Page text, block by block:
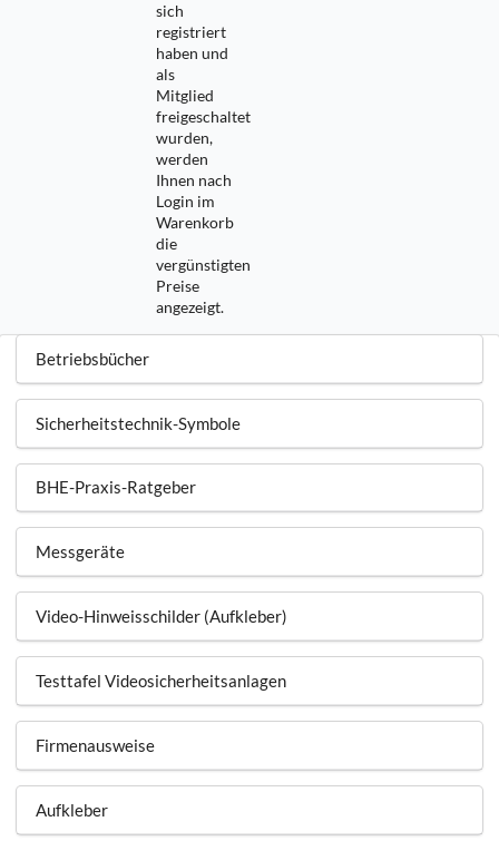
sich
registriert
haben und
als
Mitglied
freigeschaltet
wurden,
werden
Ihnen nach
Login im
Warenkorb
die
vergünstigten
Preise
angezeigt.
Betriebsbücher
Sicherheitstechnik-Symbole
BHE-Praxis-Ratgeber
Messgeräte
Video-Hinweisschilder (Aufkleber)
Testtafel Videosicherheitsanlagen
Firmenausweise
Aufkleber